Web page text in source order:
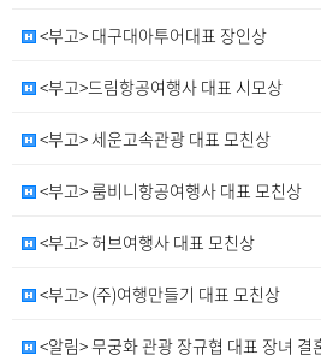
<부고> 대구대아투어대표 장인상
<부고>드림항공여행사 대표 시모상
<부고> 세운고속관광 대표 모친상
<부고> 룸비니항공여행사 대표 모친상
<부고> 허브여행사 대표 모친상
<부고> (주)여행만들기 대표 모친상
<알림> 무궁화 관광 장규협 대표 장녀 결